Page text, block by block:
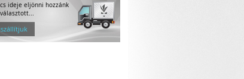
ideje eljönni hozzánk